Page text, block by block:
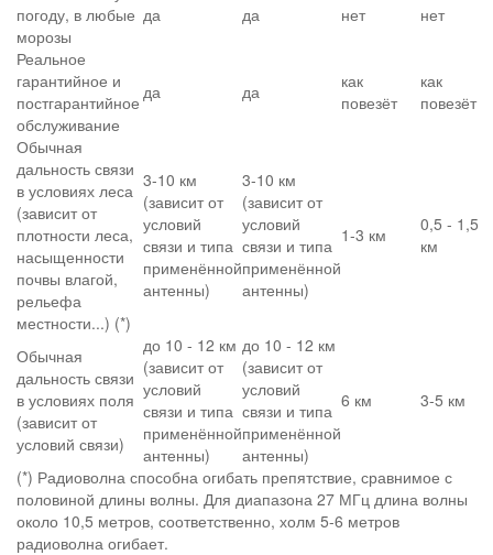
погоду, в любые
морозы
да да нет
нет
Реальное
гарантийное и
постгарантийное
обслуживание
да да
как
повезёт
как
повезёт
Обычная
дальность связи
в условиях леса
(зависит от
плотности леса,
насыщенности
почвы влагой,
рельефа
местности...) (*)
3-10 км
(зависит от
условий
связи и типа
применённой
антенны)
3-10 км
(зависит от
условий
связи и типа
применённой
антенны)
1-3 км
0,5 - 1,5
км
Обычная
дальность связи
в условиях поля
(зависит от
условий связи)
до 10 - 12 км
(зависит от
условий
связи и типа
применённой
антенны)
до 10 - 12 км
(зависит от
условий
связи и типа
применённой
антенны)
6 км 3-5 км
(*) Радиоволна способна огибать препятствие, сравнимое с
половиной длины волны. Для диапазона 27 МГц длина волны
около 10,5 метров, соответственно, холм 5-6 метров
радиоволна огибает.